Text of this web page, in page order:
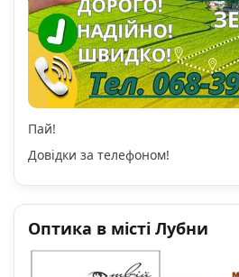
Пай!
Довідки за телефоном!
Оптика в місті Лубни